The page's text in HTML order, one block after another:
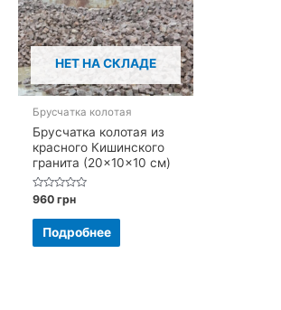
НЕТ НА СКЛАДЕ
Брусчатка колотая
Брусчатка колотая из
красного Кишинского
гранита (20×10×10 см)
Оценка
из
960грн
Подробнее